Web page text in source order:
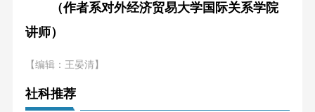
（作者系对外经济贸易大学国际关系学院
讲师）
【编辑：王晏清】
社科推荐